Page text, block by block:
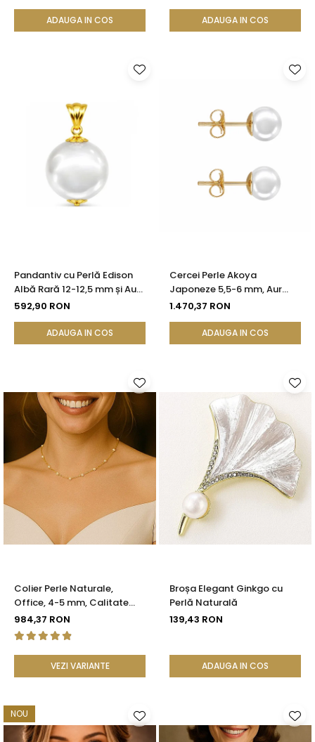
ADAUGA IN COS ADAUGA IN COS
Pandantiv cu Perlă Edison
Albă Rară 12-12,5 mm și Aur
Galben 14K (aur 585) |
592,90 RON
ADAUGA IN COS
Cercei Perle Akoya
Japoneze 5,5-6 mm, Aur
Galben 14K, Tip Șurub -
1.470,37 RON
ADAUGA IN COS
Colier Perle Naturale,
Office, 4-5 mm, Calitate
AAA, Aur 14K | KASKADDA®
984,37 RON
VEZI VARIANTE
Broșa Elegant Ginkgo cu
Perlă Naturală
139,43 RON
ADAUGA IN COS
NOU